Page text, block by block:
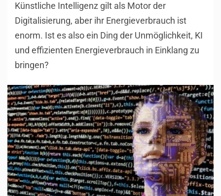
Künstliche Intelligenz gilt als Motor der
Digitalisierung, aber ihr Energieverbrauch ist
enorm. Ist es also ein Ding der Unmöglichkeit, KI
und effizienten Energieverbrauch in Einklang zu
bringen?